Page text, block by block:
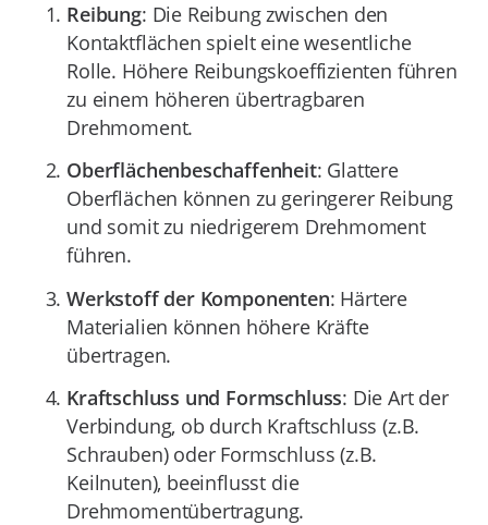
Reibung: Die Reibung zwischen den
Kontaktflächen spielt eine wesentliche
Rolle. Höhere Reibungskoeffizienten führen
zu einem höheren übertragbaren
Drehmoment.
Oberflächenbeschaffenheit: Glattere
Oberflächen können zu geringerer Reibung
und somit zu niedrigerem Drehmoment
führen.
Werkstoff der Komponenten: Härtere
Materialien können höhere Kräfte
übertragen.
Kraftschluss und Formschluss: Die Art der
Verbindung, ob durch Kraftschluss (z.B.
Schrauben) oder Formschluss (z.B.
Keilnuten), beeinflusst die
Drehmomentübertragung.